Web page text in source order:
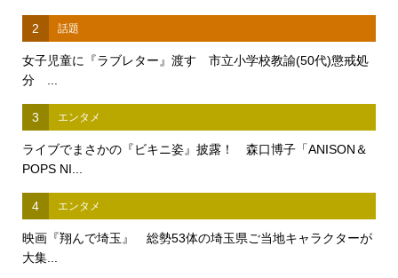
2 話題
女子児童に『ラブレター』渡す 市立小学校教諭(50代)懲戒処
分 ...
3 エンタメ
ライブでまさかの『ビキニ姿』披露！ 森口博子「ANISON＆
POPS NI...
4 エンタメ
映画『翔んで埼玉』 総勢53体の埼玉県ご当地キャラクターが
大集...